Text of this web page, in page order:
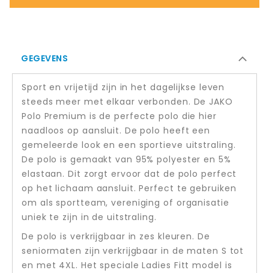
GEGEVENS
Sport en vrijetijd zijn in het dagelijkse leven
steeds meer met elkaar verbonden. De JAKO
Polo Premium is de perfecte polo die hier
naadloos op aansluit. De polo heeft een
gemeleerde look en een sportieve uitstraling.
De polo is gemaakt van 95% polyester en 5%
elastaan. Dit zorgt ervoor dat de polo perfect
op het lichaam aansluit. Perfect te gebruiken
om als sportteam, vereniging of organisatie
uniek te zijn in de uitstraling.
De polo is verkrijgbaar in zes kleuren. De
seniormaten zijn verkrijgbaar in de maten S tot
en met 4XL. Het speciale Ladies Fitt model is